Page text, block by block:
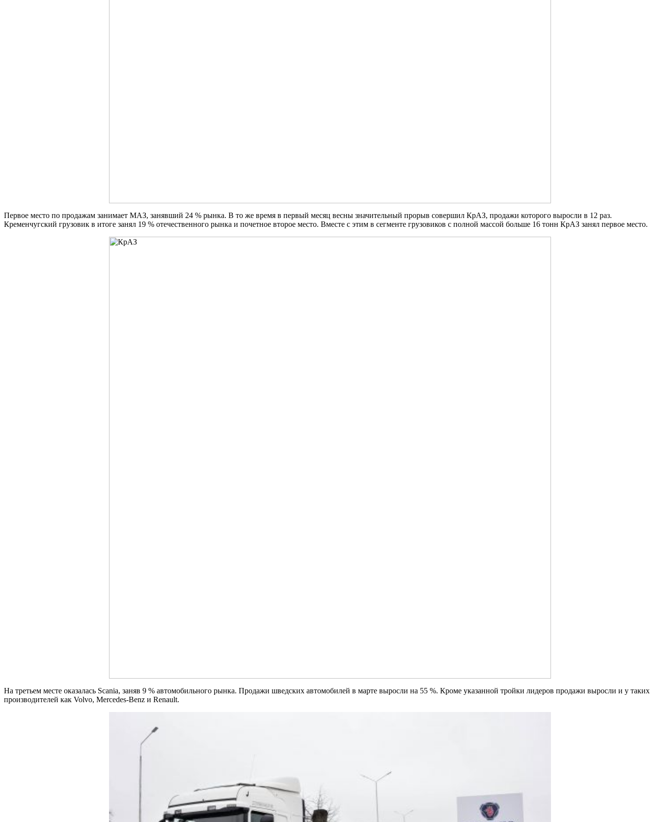
Первое место по продажам занимает МАЗ, занявший 24 % рынка. В то же время в первый месяц весны значительный прорыв совершил КрАЗ, продажи которого выросли в 12 раз.
Кременчугский грузовик в итоге занял 19 % отечественного рынка и почетное второе место. Вместе с этим в сегменте грузовиков с полной массой больше 16 тонн КрАЗ занял первое место.
На третьем месте оказалась Scania, заняв 9 % автомобильного рынка. Продажи шведских автомобилей в марте выросли на 55 %. Кроме указанной тройки лидеров продажи выросли и у таких
производителей как Volvo, Mercedes-Benz и Renault.